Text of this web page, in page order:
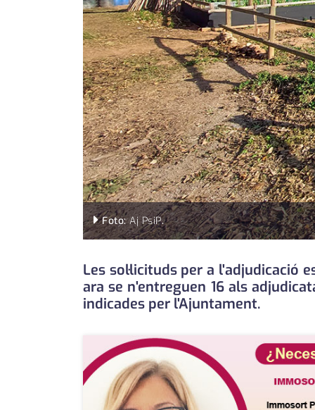
Foto:Aj PsiP.
Les sol·licituds per a l'adjudicació
ara se n'entreguen 16 als
indicades per l'Ajuntament.